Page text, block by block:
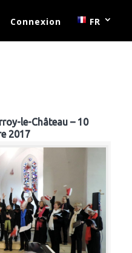
Connexion FR
le-Château – 10
2017